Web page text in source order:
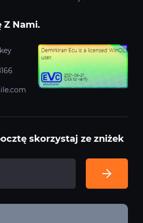
Z Nami.
skorzystaj ze zniżek